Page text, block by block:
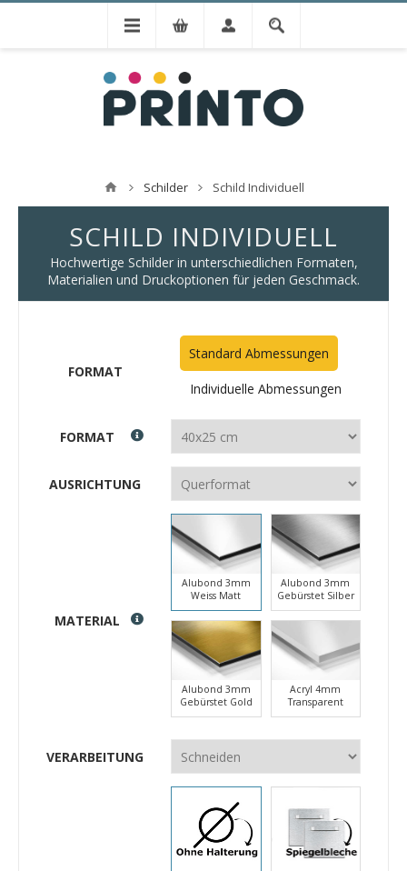
Schilder Schild Individuell
SCHILD INDIVIDUELL
Hochwertige Schilder in unterschiedlichen Formaten,
Materialien und Druckoptionen für jeden Geschmack.
FORMAT
Standard Abmessungen
Individuelle Abmessungen
FORMAT
AUSRICHTUNG
MATERIAL
Alubond 3mm
Weiss Matt
Alubond 3mm
Gebürstet Silber
Alubond 3mm
Gebürstet Gold
Acryl 4mm
Transparent
VERARBEITUNG